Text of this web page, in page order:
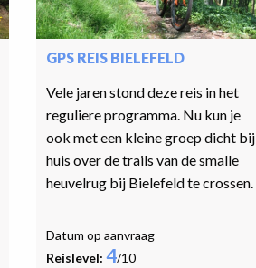
GPS REIS BIELEFELD
Vele jaren stond deze reis in het
reguliere programma. Nu kun je
ook met een kleine groep dicht bij
huis over de trails van de smalle
heuvelrug bij Bielefeld te crossen.
Datum op aanvraag
Reislevel:4/10